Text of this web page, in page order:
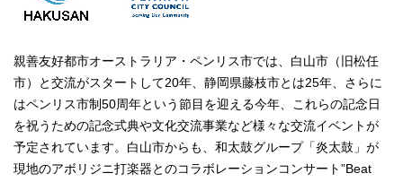
親善友好都市オーストラリア・ペンリス市では、白山市（旧松任
市）と交流がスタートして20年、静岡県藤枝市とは25年、さらに
はペンリス市制50周年という節目を迎える今年、これらの記念日
を祝うための記念式典や文化交流事業など様々な交流イベントが
予定されています。白山市からも、和太鼓グループ「炎太鼓」が
現地のアボリジニ打楽器とのコラボレーションコンサート”Beat